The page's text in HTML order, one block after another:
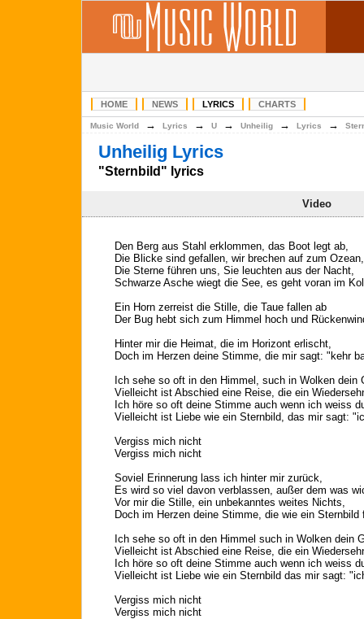
HOME NEWS LYRICS CHARTS
Music World → Lyrics → U → Unheilig → Lyrics →
Unheilig Lyrics
"Sternbild" lyrics
Video
Den Berg aus Stahl erklommen, das Boot legt ab,
Die Blicke sind gefallen, wir brechen auf zum Ozean,
Die Sterne führen uns, Sie leuchten aus der Nacht,
Schwarze Asche wiegt die See, es geht voran im
Ein Horn zerreist die Stille, die Taue fallen ab
Der Bug hebt sich zum Himmel hoch und
Hinter mir die Heimat, die im Horizont erlischt,
Doch im Herzen deine Stimme, die mir sagt: "kehr
Ich sehe so oft in den Himmel, such in Wolken dein
Vielleicht ist Abschied eine Reise, die ein
Ich höre so oft deine Stimme auch wenn ich weiss
Vielleicht ist Liebe wie ein Sternbild, das mir sagt:
Vergiss mich nicht
Vergiss mich nicht
Soviel Erinnerung lass ich hinter mir zurück,
Es wird so viel davon verblassen, außer dem was
Vor mir die Stille, ein unbekanntes weites Nichts,
Doch im Herzen deine Stimme, die wie ein Sternbild
Ich sehe so oft in den Himmel such in Wolken dein
Vielleicht ist Abschied eine Reise, die ein
Ich höre so oft deine Stimme auch wenn ich weiss
Vielleicht ist Liebe wie ein Sternbild das mir sagt:
Vergiss mich nicht
Vergiss mich nicht